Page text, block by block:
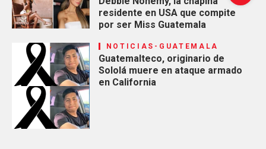
residente en USA que compite
por ser Miss Guatemala
NOTICIAS-GUATEMALA
Guatemalteco, originario de
Sololá muere en ataque armado
en California